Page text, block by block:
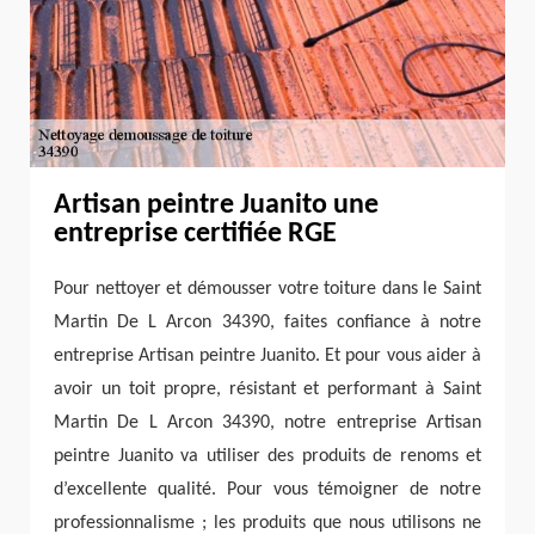
Artisan peintre Juanito une
entreprise certifiée RGE
Pour nettoyer et démousser votre toiture dans le Saint
Martin De L Arcon 34390, faites confiance à notre
entreprise Artisan peintre Juanito. Et pour vous aider à
avoir un toit propre, résistant et performant à Saint
Martin De L Arcon 34390, notre entreprise Artisan
peintre Juanito va utiliser des produits de renoms et
d’excellente qualité. Pour vous témoigner de notre
professionnalisme ; les produits que nous utilisons ne